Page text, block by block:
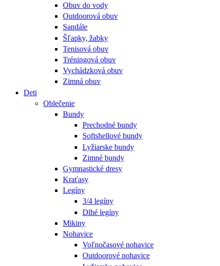
Obuv do vody
Outdoorová obuv
Sandále
Šľapky, žabky
Tenisová obuv
Tréningová obuv
Vychádzková obuv
Zimná obuv
Deti
Oblečenie
Bundy
Prechodné bundy
Softshellové bundy
Lyžiarske bundy
Zimné bundy
Gymnastické dresy
Kraťasy
Legíny
3/4 legíny
Dlhé legíny
Mikiny
Nohavice
Voľnočasové nohavice
Outdoorové nohavice